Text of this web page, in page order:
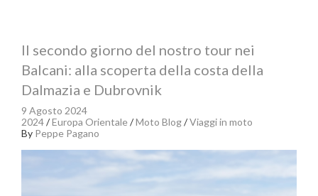
Il secondo giorno del nostro tour nei
Balcani: alla scoperta della costa della
Dalmazia e Dubrovnik
9 Agosto 2024
2024/Europa Orientale/Moto Blog/Viaggi in moto
By Peppe Pagano